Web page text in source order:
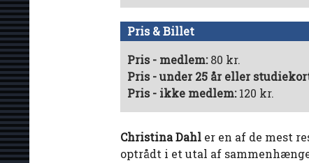
Pris & Billet
Pris - medlem:80 kr.
Pris - under 25 år eller
Pris - ikke medlem:120 kr.
Christina Dahler en af de mest
optrådt i et utal af